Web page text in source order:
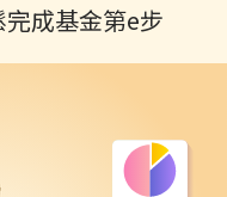
成基金第e步